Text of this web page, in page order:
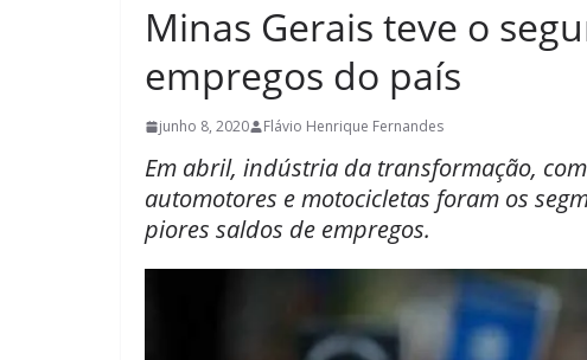
Minas Gerais teve o
empregos do país
junho 8, 2020 Flávio Henrique Fernandes
Em abril, indústria da transformação,
automotores e motocicletas foram os
piores saldos de empregos.